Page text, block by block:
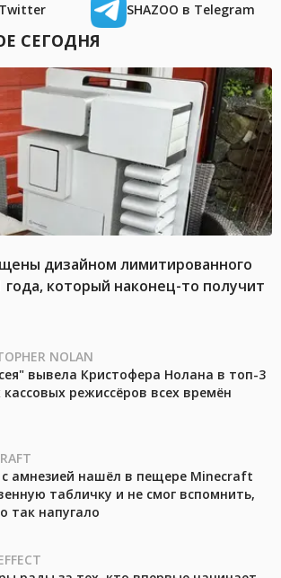
Twitter SHAZOO в Telegram
СЕГОДНЯ
дизайном лимитированного
года, который наконец-то получит
NOLAN
вывела Кристофера Нолана в топ-3
режиссёров всех времён
с амнезией нашёл в пещере Minecraft
табличку и не смог вспомнить,
так напугало